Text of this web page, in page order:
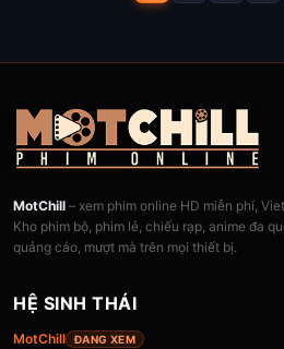
MotChill – xem phim online HD miễn phí,
Kho phim bộ, phim lẻ, chiếu rạp, anime đa
quảng cáo, mượt mà trên mọi thiết bị.
HỆ SINH THÁI
MotChill ĐANG XEM